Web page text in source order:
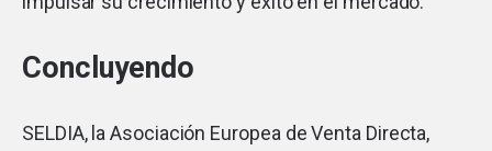
Concluyendo
SELDIA, la Asociación Europea de Venta Directa,